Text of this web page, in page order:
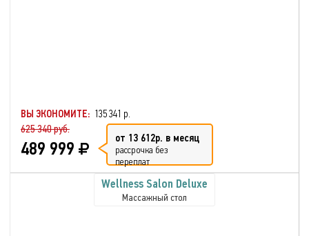
ВЫ ЭКОНОМИТЕ: 135 341 р.
625 340 руб.
489 999 от 13 612р. в месяц
рассрочка без
переплат
Wellness Salon Deluxe
Массажный стол